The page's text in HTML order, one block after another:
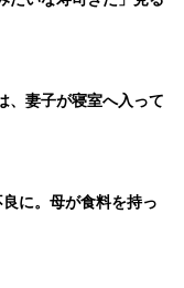
、妻子が寝室へ入って
に。母が食料を持っ